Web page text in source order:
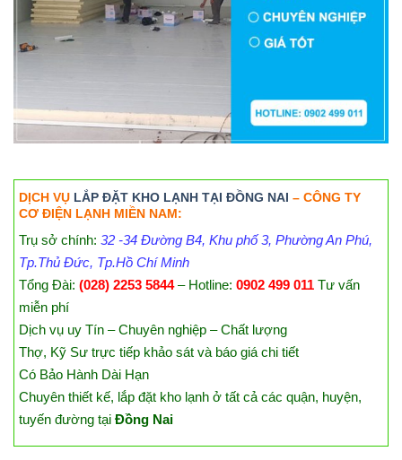
DỊCH VỤ LẮP ĐẶT KHO LẠNH TẠI ĐỒNG NAI – CÔNG TY
CƠ ĐIỆN LẠNH MIỀN NAM:
Trụ sở chính: 32 -34 Đường B4, Khu phố 3, Phường An Phú,
Tp.Thủ Đức, Tp.Hồ Chí Minh
Tổng Đài: (028) 2253 5844– Hotline: 0902 499 011 Tư vấn
miễn phí
Dịch vụ uy Tín – Chuyên nghiệp – Chất lượng
Thợ, Kỹ Sư trực tiếp khảo sát và báo giá chi tiết
Có Bảo Hành Dài Hạn
Chuyên thiết kế, lắp đặt kho lạnh ở tất cả các quận, huyện,
tuyến đường tại Đồng Nai